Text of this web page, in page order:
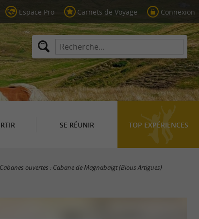
Espace Pro Carnets de Voyage Connexion
SE RÉUNIR TOP EXPÉRIENCES
Cabanes ouvertes : Cabane de Magnabaigt (Bious Artigues)